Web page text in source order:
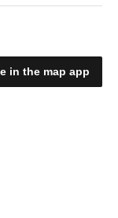
in the map app